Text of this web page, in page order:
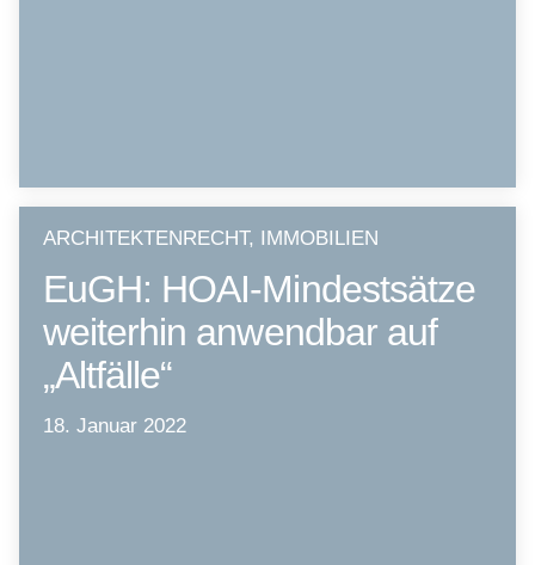
ARCHITEKTENRECHT, IMMOBILIEN
EuGH: HOAI-Mindestsätze
weiterhin anwendbar auf
„Altfälle“
18. Januar 2022